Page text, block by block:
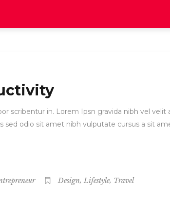
scribentur in. Lorem Ipsn gravida nibh vel
sed odio sit amet nibh vulputate cursus a sit
Design, Lifestyle, Travel